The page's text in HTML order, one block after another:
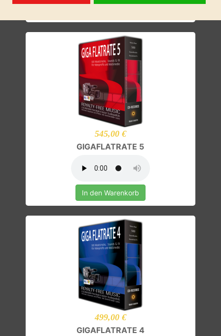
545,00 €
GIGAFLATRATE 5
In den Warenkorb
499,00 €
GIGAFLATRATE 4